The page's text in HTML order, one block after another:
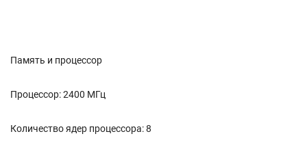
Память и процессор
Процессор: 2400 МГц
Количество ядер процессора: 8